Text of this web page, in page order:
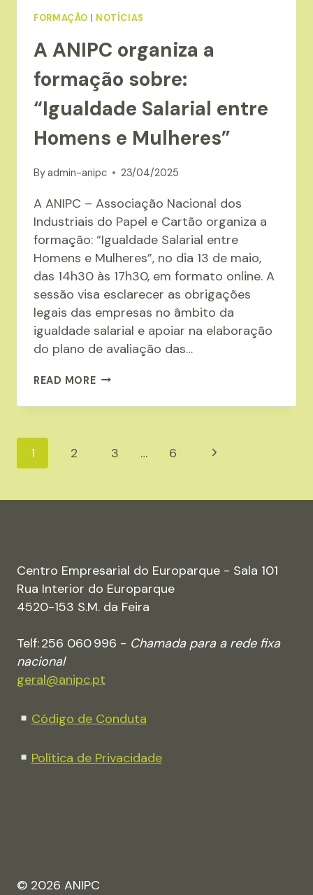
FORMAÇÃO | NOTÍCIAS
A ANIPC organiza a
formação sobre:
“Igualdade Salarial entre
Homens e Mulheres”
Byadmin-anipc 23/04/2025
A ANIPC – Associação Nacional dos
Industriais do Papel e Cartão organiza a
formação: “Igualdade Salarial entre
Homens e Mulheres”, no dia 13 de maio,
das 14h30 às 17h30, em formato online. A
sessão visa esclarecer as obrigações
legais das empresas no âmbito da
igualdade salarial e apoiar na elaboração
do plano de avaliação das…
READ MOREA
FORMAÇÃO
MULHERES”
Page
1 2 3 … 6
Next
Centro Empresarial do Europarque - Sala 101
Rua Interior do Europarque
4520-153 S.M. da Feira
Telf: 256 060 996 - Chamada para a rede fixa
nacional
geral@anipc.pt
Código de Conduta
Política de Privacidade
© 2026 ANIPC